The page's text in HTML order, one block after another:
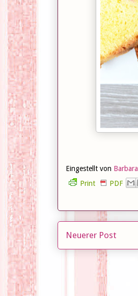
Eingestellt von Barbara
Print
PDF
Neuerer Post